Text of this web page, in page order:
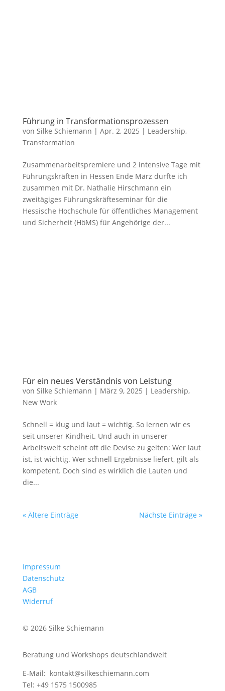
Führung in Transformationsprozessen
von Silke Schiemann | Apr. 2, 2025 | Leadership,
Transformation
Zusammenarbeitspremiere und 2 intensive Tage mit
Führungskräften in Hessen Ende März durfte ich
zusammen mit Dr. Nathalie Hirschmann ein
zweitägiges Führungskräfteseminar für die
Hessische Hochschule für öffentliches Management
und Sicherheit (HöMS) für Angehörige der...
Für ein neues Verständnis von Leistung
von Silke Schiemann | März 9, 2025 | Leadership,
New Work
Schnell = klug und laut = wichtig. So lernen wir es
seit unserer Kindheit. Und auch in unserer
Arbeitswelt scheint oft die Devise zu gelten: Wer laut
ist, ist wichtig. Wer schnell Ergebnisse liefert, gilt als
kompetent. Doch sind es wirklich die Lauten und
die...
« Ältere Einträge Nächste Einträge »
Impressum
Datenschutz
AGB
Widerruf
© 2026 Silke Schiemann
Beratung und Workshops deutschlandweit
E-Mail: kontakt@silkeschiemann.com
Tel: +49 1575 1500985